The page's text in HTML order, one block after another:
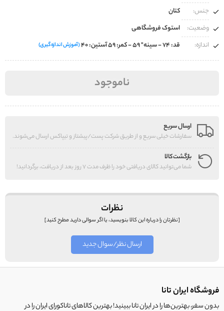
جنس:
کتان
وضعیت:
استوک فروشگاهی
اندازه:
قد: 74 - سینه" 59 - کمر: 59 آستین: 40 (آموزش اندازه‌گیری)
ناموجود
ارسال سریع
سفارشات خیلی سریع و از طریق شرکت پست/پیشتاز و تیپاکس ارسال می‌شوند.
بازگشت کالا
شما می‌توانید کالای دریافتی خود را ظرف مدت 7 روز بعد از دریافت، برگردانید!
نظرات
[نظرتان را درباره این کالا بنویسید، یا اگر سوالی دارید مطرح کنید]
ارسال نظر/سوال جدید
فروشگاه ایران تانا
بدون سفر، بهترین‌ها را در ایران تانا ببینید! بهترین کالاهای تاناکورای ایران را در